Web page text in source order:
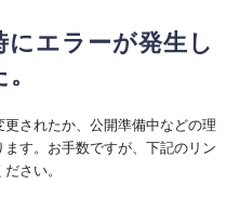
エラーが発生し
されたか、公開準備中などの理
す。お手数ですが、下記のリン
さい。